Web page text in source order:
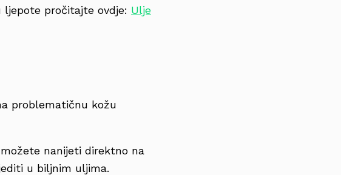
ljepote pročitajte ovdje: Ulje
problematičnu kožu
nanijeti direktno na
u biljnim uljima.